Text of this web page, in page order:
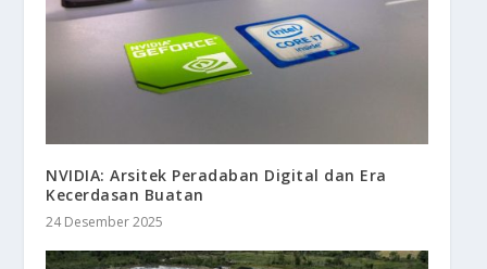
NVIDIA: Arsitek Peradaban Digital dan Era
Kecerdasan Buatan
24 Desember 2025